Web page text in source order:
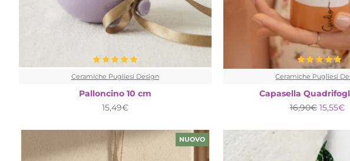
Ceramiche Pugliesi Design
Palloncino 10 cm
15,49€
Ceramiche Pugliesi
Capasella
16,90€ 15,55€
NUOVO